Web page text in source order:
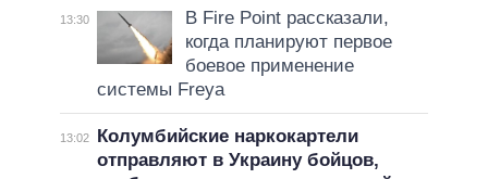
13:30
В Fire Point рассказали,
когда планируют первое
боевое применение
системы Freya
13:02
Колумбийские наркокартели
отправляют в Украину бойцов,